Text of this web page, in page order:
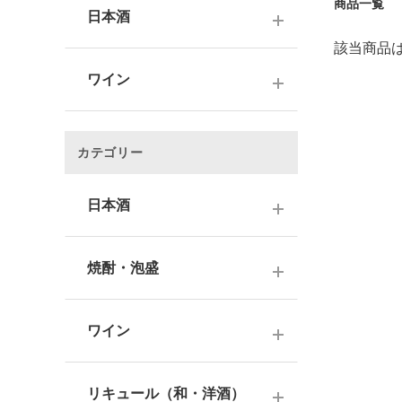
商品一覧
該当商品
日本酒
10,001円～
3000円台
4000円台
5000円台
ワイン
2,001～3,000円
3,001～5,000円
5,001～10,000円
カテゴリー
日本酒
大吟醸酒
純米吟醸酒
焼酎・泡盛
芋焼酎
ワイン
リキュール（和・洋酒）